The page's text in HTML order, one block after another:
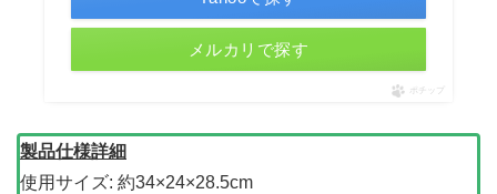
メルカリで探す
ポチップ
製品仕様詳細
使用サイズ: 約34×24×28.5cm